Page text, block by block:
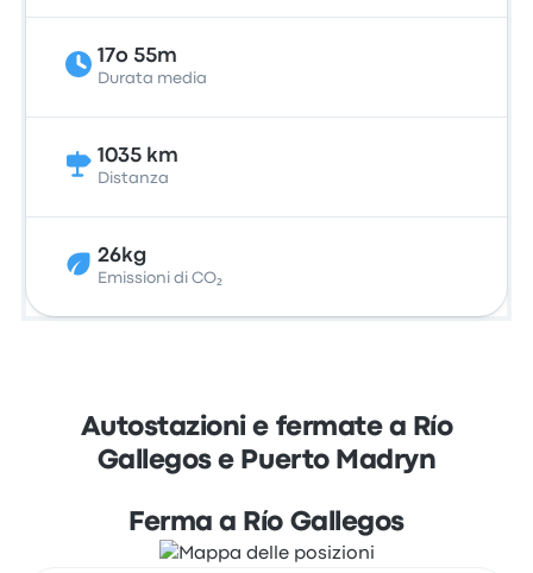
17o 55m
Durata media
1035 km
Distanza
26kg
Emissioni di CO₂
Autostazioni e fermate a Río
Gallegos e Puerto Madryn
Ferma a Río Gallegos